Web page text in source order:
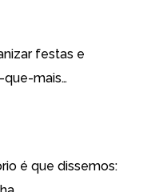
festas e
que-mais…
é que dissemos: